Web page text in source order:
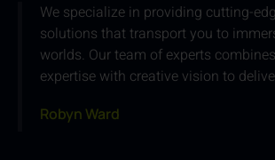
We specialize in providing cutting-
solutions that transport you to
worlds. Our team of experts
expertise with creative vision to
Robyn Ward